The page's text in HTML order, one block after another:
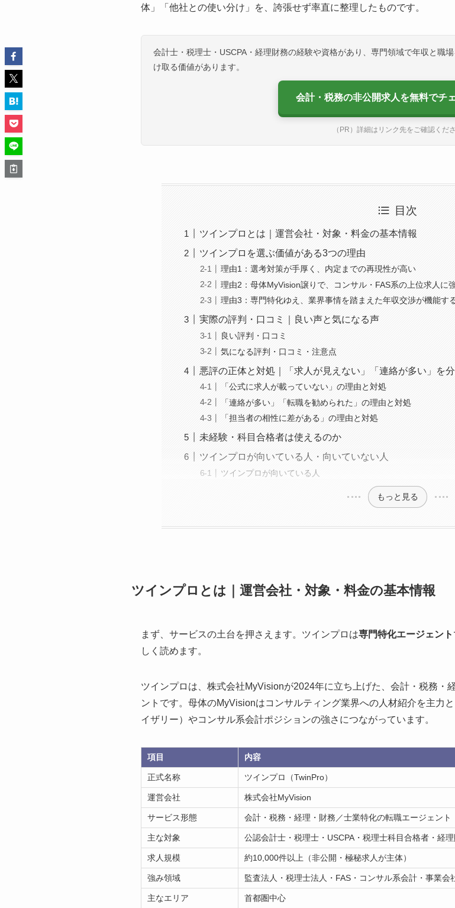
体」「他社との使い分け」を、誇張せず率直に整理したものです。
会計士・税理士・USCPA・経理財務の経験や資格があり、専門領域で年収と職
け取る価値があります。
会計・税務の非公開求人を無料でチ
（PR）詳細はリンク先をご確認くだ
目次
ツインプロとは｜運営会社・対象・料金の基本情報
ツインプロを選ぶ価値がある3つの理由
理由1：選考対策が手厚く、内定までの再現性が高い
理由2：母体MyVision譲りで、コンサル・FAS系の上位求人に
理由3：専門特化ゆえ、業界事情を踏まえた年収交渉が機能す
実際の評判・口コミ｜良い声と気になる声
良い評判・口コミ
気になる評判・口コミ・注意点
悪評の正体と対処｜「求人が見えない」「連絡が多い」を
「公式に求人が載っていない」の理由と対処
「連絡が多い」「転職を勧められた」の理由と対処
「担当者の相性に差がある」の理由と対処
未経験・科目合格者は使えるのか
ツインプロが向いている人・向いていない人
ツインプロが向いている人
もっと見る
ツインプロとは｜運営会社・対象・料金の基本情報
まず、サービスの土台を押さえます。ツインプロは専門特化エージェント
しく読めます。
ツインプロは、株式会社MyVisionが2024年に立ち上げた、会計・税務・
ントです。母体のMyVisionはコンサルティング業界への人材紹介を主力
イザリー）やコンサル系会計ポジションの強さにつながっています。
項目 内容
正式名称 ツインプロ（TwinPro）
運営会社 株式会社MyVision
サービス形態 会計・税務・経理・財務／士業特化の転職エージェント
主な対象 公認会計士・税理士・USCPA・税理士科目合格者・経
求人規模 約10,000件以上（非公開・極秘求人が主体）
強み領域 監査法人・税理士法人・FAS・コンサル系会計・事業会
主なエリア 首都圏中心